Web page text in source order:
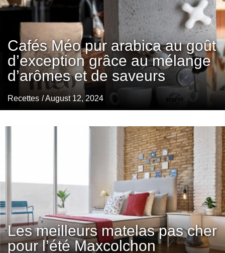
Cafés Méo pur arabica au goût
d’exception grâce au mélange
d’arômes et de saveurs
Recettes / August 12, 2024
Les meilleurs matelas pas cher
pour l’été Maxcolchon